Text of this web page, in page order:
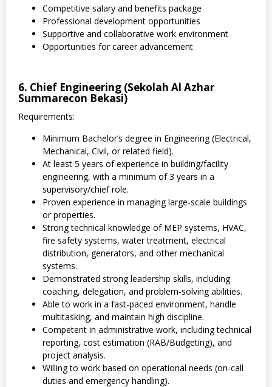
Competitive salary and benefits package
Professional development opportunities
Supportive and collaborative work environment
Opportunities for career advancement
6. Chief Engineering (Sekolah Al Azhar
Summarecon Bekasi)
Requirements:
Minimum Bachelor’s degree in Engineering (Electrical,
Mechanical, Civil, or related field).
At least 5 years of experience in building/facility
engineering, with a minimum of 3 years in a
supervisory/chief role.
Proven experience in managing large-scale buildings
or properties.
Strong technical knowledge of MEP systems, HVAC,
fire safety systems, water treatment, electrical
distribution, generators, and other mechanical
systems.
Demonstrated strong leadership skills, including
coaching, delegation, and problem-solving abilities.
Able to work in a fast-paced environment, handle
multitasking, and maintain high discipline.
Competent in administrative work, including technical
reporting, cost estimation (RAB/Budgeting), and
project analysis.
Willing to work based on operational needs (on-call
duties and emergency handling).